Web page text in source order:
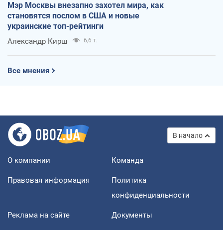
Мэр Москвы внезапно захотел мира, как
становятся послом в США и новые
украинские топ-рейтинги
Александр Кирш 6,6 т.
Все мнения
В начало
О компании Команда
Правовая информация
Политика
конфиденциальности
Реклама на сайте Документы